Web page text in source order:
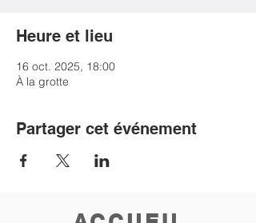
Heure et lieu
16 oct. 2025, 18:00
À la grotte
Partager cet événement